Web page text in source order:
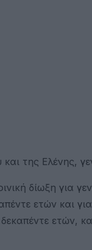
της Ελένης,
δίωξη για
ετών και
ετών,